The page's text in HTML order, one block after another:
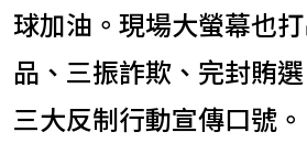
球加油。現場大螢幕也
品、三振詐欺、完封賄選
三大反制行動宣傳口號。